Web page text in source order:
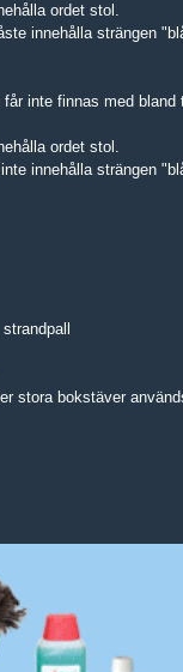
ordet stol.
innehålla strängen
inte finnas med
ordet stol.
innehålla strängen
stora bokstäver